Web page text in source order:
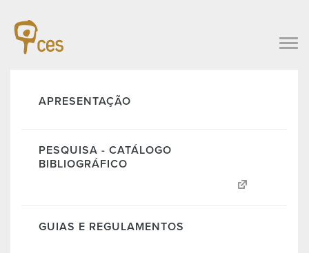
APRESENTAÇÃO
PESQUISA - CATÁLOGO
BIBLIOGRÁFICO
GUIAS E REGULAMENTOS